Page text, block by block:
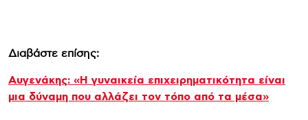
Διαβάστε επίσης:
Αυγενάκης: «Η γυναικεία επιχειρηματικότητα είναι
μια δύναμη που αλλάζει τον τόπο από τα μέσα»